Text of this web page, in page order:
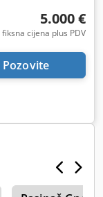
5.000 €
fiksna cijena plus PDV
Pozovite